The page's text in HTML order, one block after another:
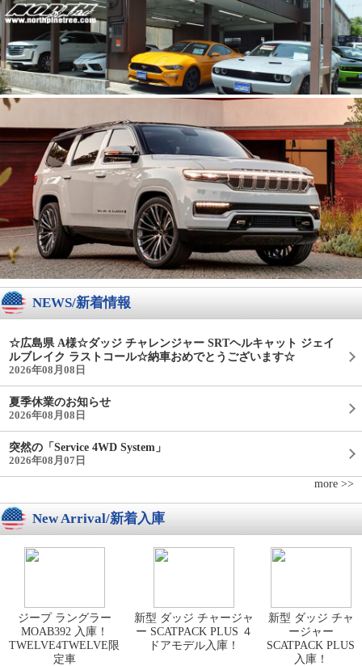
NEWS/新着情報
☆広島県 A様☆ダッジ チャレンジャー SRTヘルキャット ジェイ
ルブレイク ラストコール☆納車おめでとうございます☆
2026年08月08日
夏季休業のお知らせ
2026年08月08日
突然の「Service 4WD System」
2026年08月07日
more >>
New Arrival/新着入庫
ジープ ラングラー
MOAB392 入庫！
TWELVE4TWELVE限
定車
新型 ダッジ チャージャ
ー SCATPACK PLUS ４
ドアモデル入庫！
新型 ダッジ チャ
ージャー
SCATPACK PLUS
入庫！